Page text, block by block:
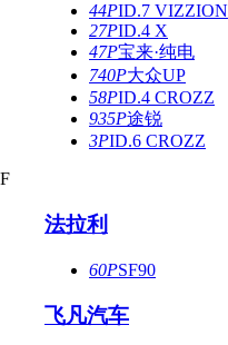
44PID.7 VIZZION
27PID.4 X
47P宝来·纯电
740P大众UP
58PID.4 CROZZ
935P途锐
3PID.6 CROZZ
F
法拉利
60PSF90
飞凡汽车